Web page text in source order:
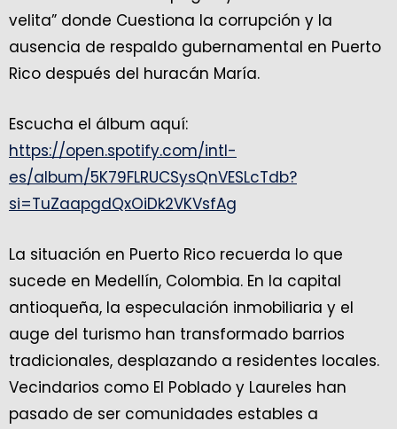
velita” donde Cuestiona la corrupción y la
ausencia de respaldo gubernamental en Puerto
Rico después del huracán María.
Escucha el álbum aquí:
https://open.spotify.com/intl-
es/album/5K79FLRUCSysQnVESLcTdb?
si=TuZaapgdQxOiDk2VKVsfAg
La situación en Puerto Rico recuerda lo que
sucede en Medellín, Colombia. En la capital
antioqueña, la especulación inmobiliaria y el
auge del turismo han transformado barrios
tradicionales, desplazando a residentes locales.
Vecindarios como El Poblado y Laureles han
pasado de ser comunidades estables a